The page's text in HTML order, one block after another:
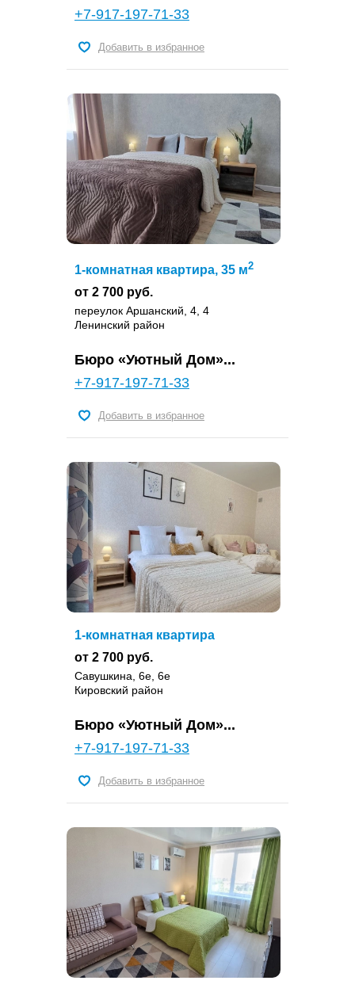
+7-917-197-71-33
Добавить в избранное
1-комнатная квартира, 35 м2
от 2 700 руб.
переулок Аршанский, 4, 4
Ленинский район
Бюро «Уютный Дом»...
+7-917-197-71-33
Добавить в избранное
1-комнатная квартира
от 2 700 руб.
Савушкина, 6е, 6е
Кировский район
Бюро «Уютный Дом»...
+7-917-197-71-33
Добавить в избранное